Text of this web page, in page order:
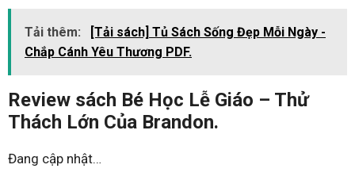
Tải thêm:
[Tải sách] Tủ Sách Sống Đẹp Mỗi Ngày -
Chắp Cánh Yêu Thương PDF.
Review sách Bé Học Lễ Giáo – Thử
Thách Lớn Của Brandon.
Đang cập nhật…